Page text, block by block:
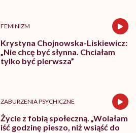
FEMINIZM
Krystyna Chojnowska-Liskiewicz:
„Nie chcę być słynna. Chciałam
tylko być pierwsza”
ZABURZENIA PSYCHICZNE
Życie z fobią społeczną. „Wolałam
iść godzinę pieszo, niż wsiąść do